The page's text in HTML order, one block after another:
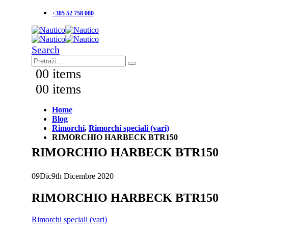
+385 52 758 080
Search
00 items
00 items
Home
Blog
Rimorchi, Rimorchi speciali (vari)
RIMORCHIO HARBECK BTR150
RIMORCHIO HARBECK BTR150
09Dic9th Dicembre 2020
RIMORCHIO HARBECK BTR150
Rimorchi speciali (vari)